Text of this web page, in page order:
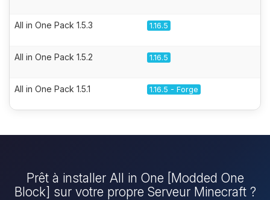
All in One Pack 1.5.3 1.16.5
All in One Pack 1.5.2 1.16.5
All in One Pack 1.5.1 1.16.5 - Forge
Prêt à installer All in One [Modded One
Block] sur votre propre Serveur Minecraft ?